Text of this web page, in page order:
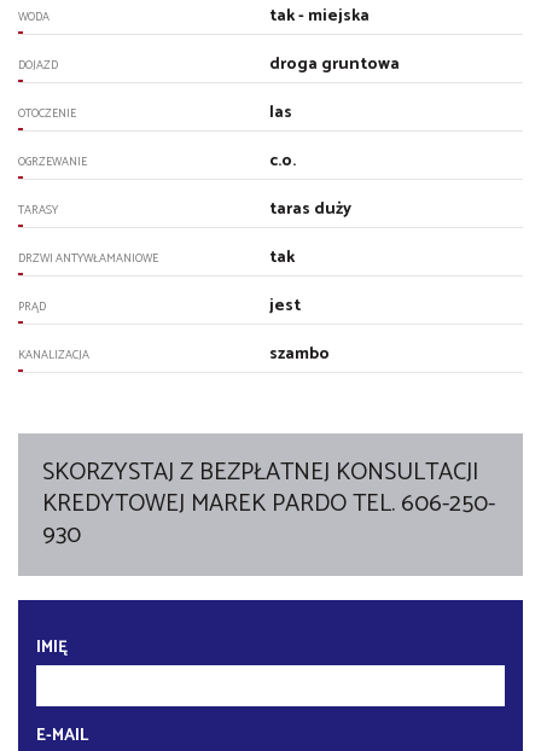
WODA tak - miejska
DOJAZD droga gruntowa
OTOCZENIE las
OGRZEWANIE c.o.
TARASY taras duży
DRZWI ANTYWŁAMANIOWE tak
PRĄD jest
KANALIZACJA szambo
SKORZYSTAJ Z BEZPŁATNEJ KONSULTACJI
KREDYTOWEJ MAREK PARDO TEL. 606-250-
930
IMIĘ
E-MAIL